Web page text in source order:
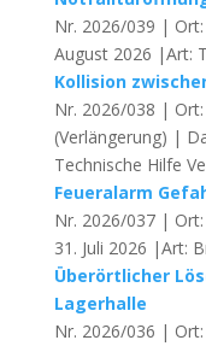
Nr. 2026/039 |
August 2026 |Art:
Kollision
Nr. 2026/038 |
(Verlängerung) |
Technische Hilfe
Feueralarm
Nr. 2026/037 |
31. Juli 2026 |Art:
Überörtlicher
Lagerhalle
Nr. 2026/036 |